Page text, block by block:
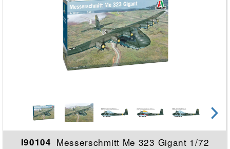
I90104 Messerschmitt Me 323 Gigant 1/72